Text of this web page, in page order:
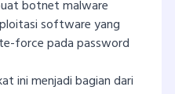
botnet malware
software yang
force pada password
ini menjadi bagian dari